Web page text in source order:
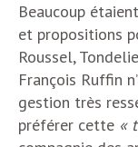
Beaucoup
et propositions
Roussel,
François Ruffin
gestion très
préférer cette «